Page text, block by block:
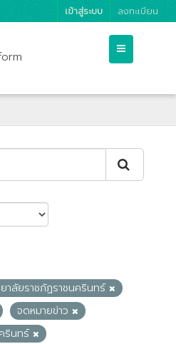
เข้าสู่ระบบ ลงทะเบียน
าลัยราชภัฏราชนครินทร์
จดหมายข่าว
รินทร์